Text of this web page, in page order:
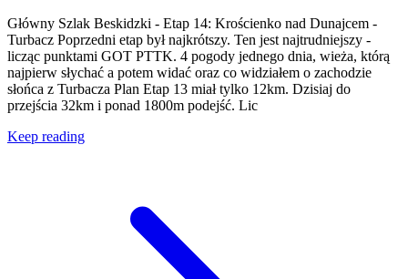
Główny Szlak Beskidzki - Etap 14: Krościenko nad Dunajcem -
Turbacz Poprzedni etap był najkrótszy. Ten jest najtrudniejszy -
licząc punktami GOT PTTK. 4 pogody jednego dnia, wieża, którą
najpierw słychać a potem widać oraz co widziałem o zachodzie
słońca z Turbacza Plan Etap 13 miał tylko 12km. Dzisiaj do
przejścia 32km i ponad 1800m podejść. Lic
Keep reading